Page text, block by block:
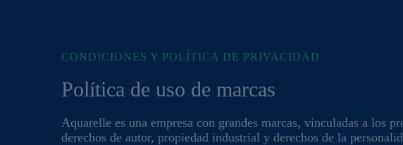
CONDICIONES Y POLÍTICA DE PRIVACIDAD
Política de uso de marcas
Aquarelle es una empresa con grandes marcas, vinculadas a los
derechos de autor, propiedad industrial y derechos de la